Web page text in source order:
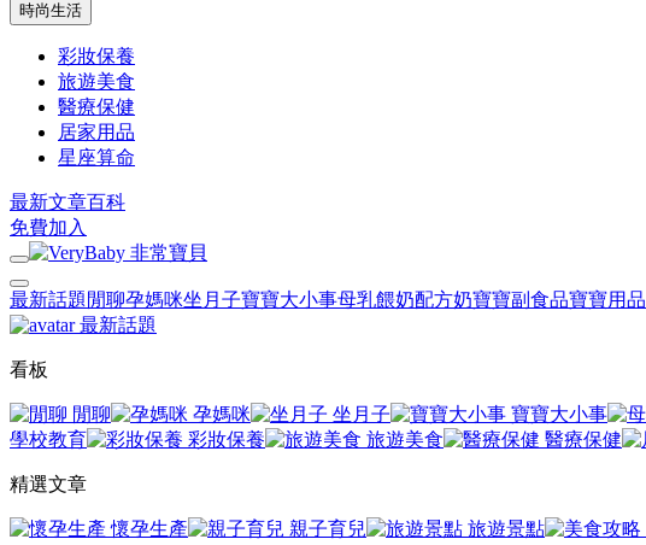
時尚生活
彩妝保養
旅遊美食
醫療保健
居家用品
星座算命
最新文章百科
免費加入
最新話題 閒聊孕媽咪坐月子寶寶大小事母乳餵奶配方奶寶寶副食品寶寶用品
最新話題
看板
閒聊 孕媽咪 坐月子 寶寶大小事
學校教育
彩妝保養 旅遊美食 醫療保健
精選文章
懷孕生產 親子育兒 旅遊景點